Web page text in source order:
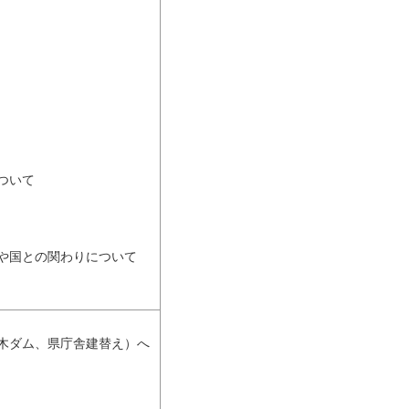
いて
国との関わりについて
ダム、県庁舎建替え）へ